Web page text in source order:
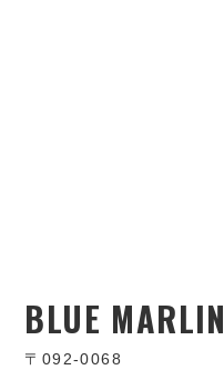
BLUE MARLIN
〒092-0068